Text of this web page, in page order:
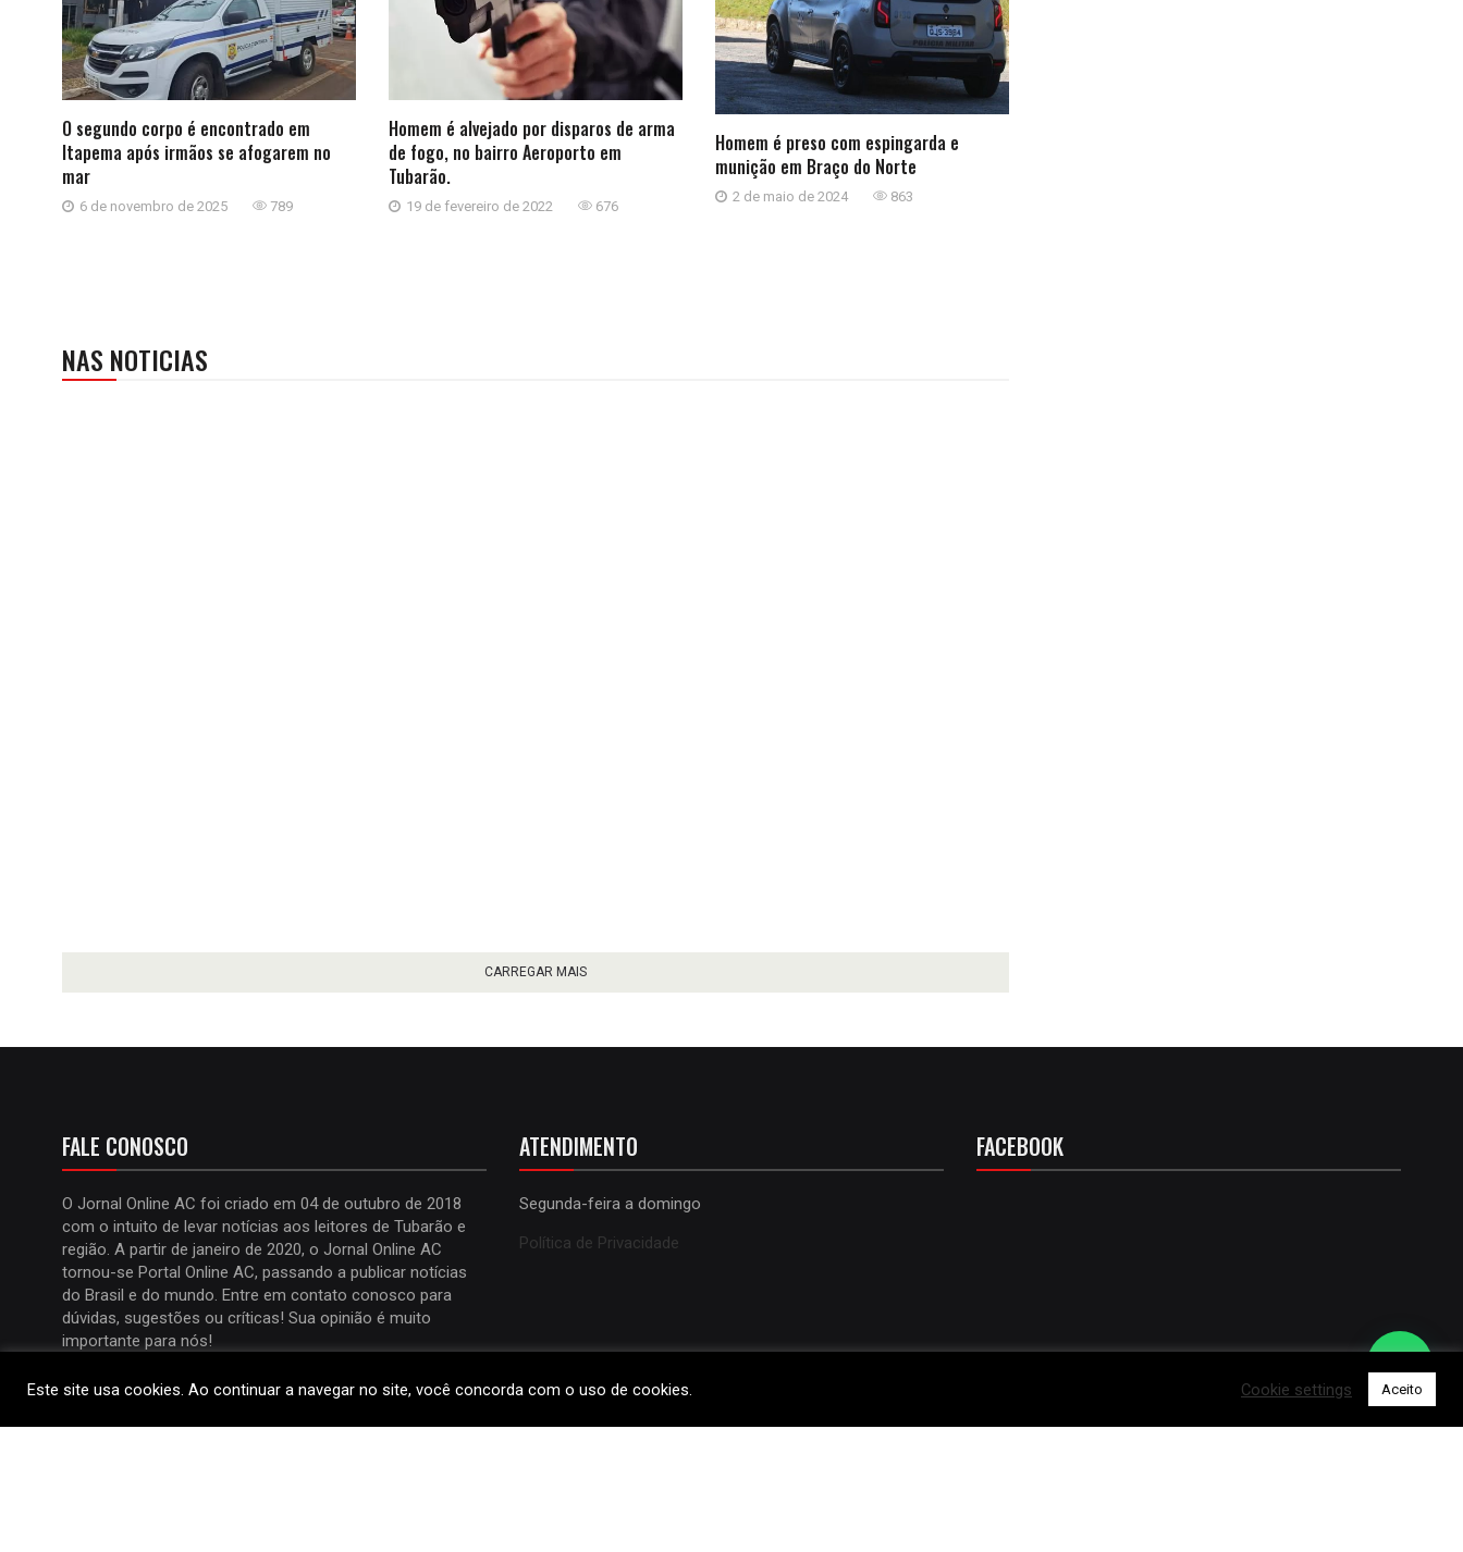
O segundo corpo é encontrado em
Itapema após irmãos se afogarem no
mar
6 de novembro de 2025 789
Homem é alvejado por disparos de arma
de fogo, no bairro Aeroporto em
Tubarão.
19 de fevereiro de 2022 676
Homem é preso com espingarda e
munição em Braço do Norte
2 de maio de 2024 863
NAS NOTICIAS
CARREGAR MAIS
FALE CONOSCO
O Jornal Online AC foi criado em 04 de outubro de 2018
com o intuito de levar notícias aos leitores de Tubarão e
região. A partir de janeiro de 2020, o Jornal Online AC
tornou-se Portal Online AC, passando a publicar notícias
do Brasil e do mundo. Entre em contato conosco para
dúvidas, sugestões ou críticas! Sua opinião é muito
importante para nós!
Celular:(48) 9 9619-3168
ATENDIMENTO
Segunda-feira a domingo
Política de Privacidade
FACEBOOK
Este site usa cookies. Ao continuar a navegar no site, você concorda com o uso de cookies. Cookie settings Aceito